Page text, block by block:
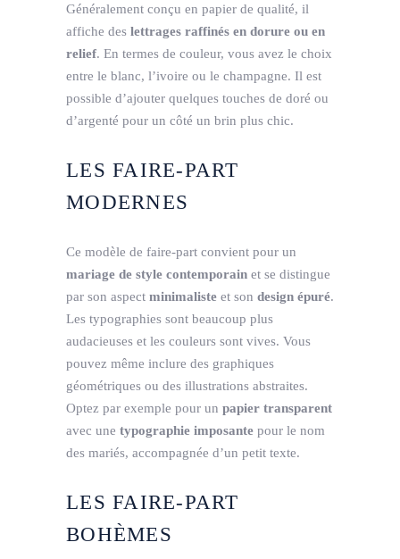
Généralement conçu en papier de qualité, il
affiche des lettrages raffinés en dorure ou en
relief. En termes de couleur, vous avez le choix
entre le blanc, l’ivoire ou le champagne. Il est
possible d’ajouter quelques touches de doré ou
d’argenté pour un côté un brin plus chic.
LES FAIRE-PART
MODERNES
Ce modèle de faire-part convient pour un
mariage de style contemporain et se distingue
par son aspect minimaliste et son design épuré.
Les typographies sont beaucoup plus
audacieuses et les couleurs sont vives. Vous
pouvez même inclure des graphiques
géométriques ou des illustrations abstraites.
Optez par exemple pour un papier transparent
avec une typographie imposante pour le nom
des mariés, accompagnée d’un petit texte.
LES FAIRE-PART
BOHÈMES